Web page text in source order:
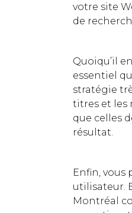
votre site
de
Quoiqu’il
essentiel
stratégie
titres et les
que celles
résultat.
Enfin, vous
utilisateur.
Montréal